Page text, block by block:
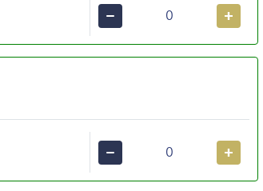
− +
− +